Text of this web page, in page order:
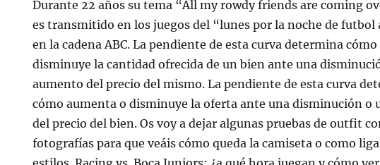
Durante 22 años su tema “All my rowdy friends are coming
es transmitido en los juegos del “lunes por la noche de futbol
en la cadena ABC. La pendiente de esta curva determina
disminuye la cantidad ofrecida de un bien ante una
aumento del precio del mismo. La pendiente de esta curva
cómo aumenta o disminuye la oferta ante una disminución o
del precio del bien. Os voy a dejar algunas pruebas de outfit
fotografías para que veáis cómo queda la camiseta o como